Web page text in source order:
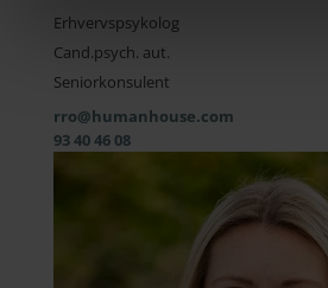
Erhvervspsykolog
Cand.psych. aut.
Seniorkonsulent
rro@humanhouse.com
93 40 46 08